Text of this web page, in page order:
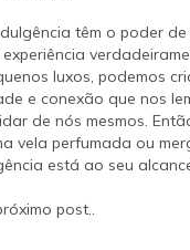
têm o poder
luxos, podemos
e conexão que nos
de nós mesmos.
vela perfumada ou
está ao seu
post..